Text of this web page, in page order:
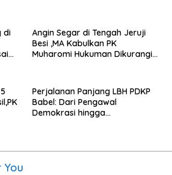
di
Angin Segar di Tengah Jeruji
Besi ,MA Kabulkan PK
Muharomi Hukuman Dikurangi
Perjalanan Panjang LBH PDKP
Babel: Dari Pengawal
Demokrasi hingga